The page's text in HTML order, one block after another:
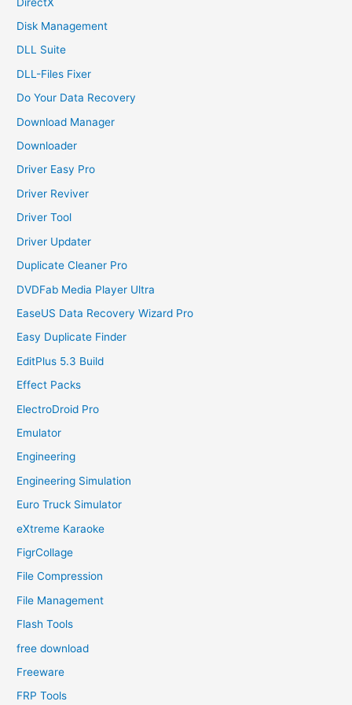
Disk Management
DLL Suite
DLL-Files Fixer
Do Your Data Recovery
Download Manager
Downloader
Driver Easy Pro
Driver Reviver
Driver Tool
Driver Updater
Duplicate Cleaner Pro
DVDFab Media Player Ultra
EaseUS Data Recovery Wizard Pro
Easy Duplicate Finder
EditPlus 5.3 Build
Effect Packs
ElectroDroid Pro
Emulator
Engineering
Engineering Simulation
Euro Truck Simulator
eXtreme Karaoke
FigrCollage
File Compression
File Management
Flash Tools
free download
Freeware
FRP Tools